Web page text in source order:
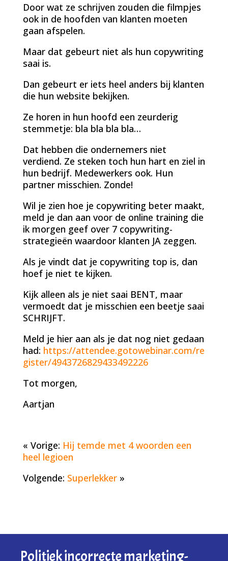
Door wat ze schrijven zouden die filmpjes
ook in de hoofden van klanten moeten
gaan afspelen.
Maar dat gebeurt niet als hun copywriting
saai is.
Dan gebeurt er iets heel anders bij klanten
die hun website bekijken.
Ze horen in hun hoofd een zeurderig
stemmetje: bla bla bla bla…
Dat hebben die ondernemers niet
verdiend. Ze steken toch hun hart en ziel in
hun bedrijf. Medewerkers ook. Hun
partner misschien. Zonde!
Wil je zien hoe je copywriting beter maakt,
meld je dan aan voor de online training die
ik morgen geef over 7 copywriting-
strategieën waardoor klanten JA zeggen.
Als je vindt dat je copywriting top is, dan
hoef je niet te kijken.
Kijk alleen als je niet saai BENT, maar
vermoedt dat je misschien een beetje saai
SCHRIJFT.
Meld je hier aan als je dat nog niet gedaan
had: https://attendee.gotowebinar.com/re
gister/4943726829433492226
Tot morgen,
Aartjan
« Vorige: Hij temde met 4 woorden een
heel legioen
Volgende: Superlekker»
Politiek incorrecte marketing-